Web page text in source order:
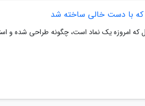
با دست خالی ساخته شد
که امروزه یک نماد است، چگونه طراحی شده و